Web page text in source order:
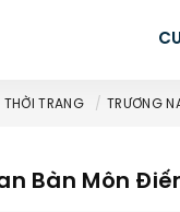
THỜI TRANG TRƯƠNG
Bàn Môn